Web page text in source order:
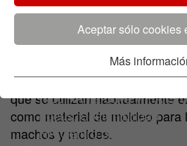
Aceptar sólo cookies
Más
Gestión Medioambiental
Certificados
Iniciativas
Proceso de Innovación
I+D: HA Ilarduya y HA
Focus: Sostenibilidad
HA Centro de Competencia
Arenas Especiales HA
El término "arena especial"
minerales industriales
que se utilizan habitualmente
como material de moldeo para
machos y moldes.